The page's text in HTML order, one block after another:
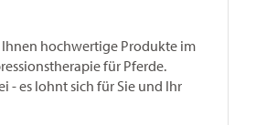
hochwertige Produkte im
für Pferde.
- es lohnt sich für Sie und Ihr